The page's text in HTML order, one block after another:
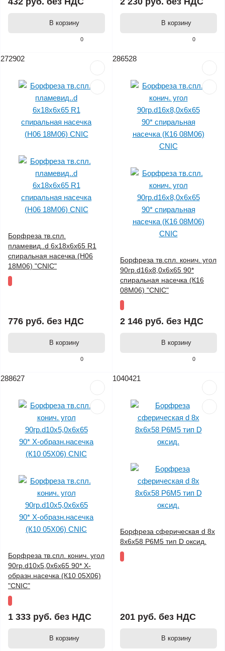
0
В корзину
0
В корзину
272902
0
Борфреза тв.спл.
пламевид..d 6х18х6х65 R1
спиральная насечка (H06
18М06) "CNIC"
776 руб. без НДС
В корзину
286528
0
Борфреза тв.спл. конич. угол
90гр.d16х8,0х6х65 90*
спиральная насечка (К16
08М06) "CNIC"
2 146 руб. без НДС
В корзину
288627
Борфреза тв.спл. конич. угол
90гр.d10х5,0х6х65 90* Х-
образн.насечка (К10 05Х06)
"CNIC"
1 333 руб. без НДС
В корзину
1040421
Борфреза сферическая d 8х
8х6х58 Р6М5 тип D оксид.
201 руб. без НДС
В корзину